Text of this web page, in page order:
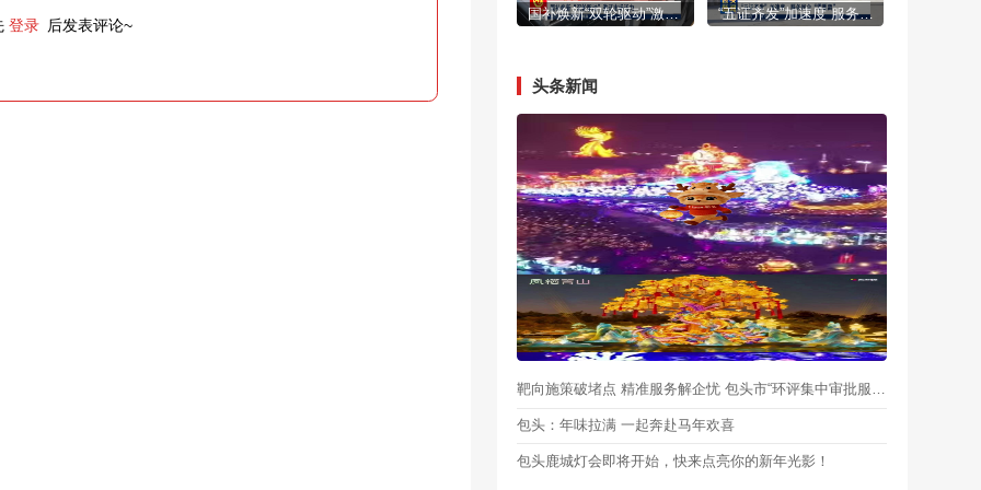
登录 后发表评论~
国补焕新“双轮驱动”激活市场活力 “五证齐发”加速度 服务民企“零距离”
头条新闻
靶向施策破堵点 精准服务解企忧 包头市“环评集中审批服务月”启动
包头：年味拉满 一起奔赴马年欢喜
包头鹿城灯会即将开始，快来点亮你的新年光影！